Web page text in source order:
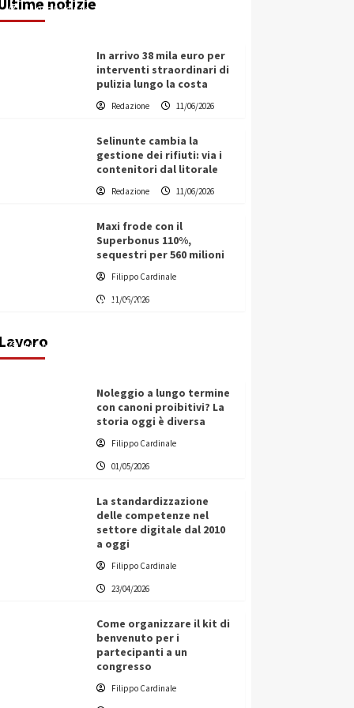
Filippo Cardinale
In arrivo 38 mila euro per
interventi straordinari di
pulizia lungo la costa
Redazione 11/06/2026
Selinunte cambia la
gestione dei rifiuti: via i
contenitori dal litorale
Redazione 11/06/2026
Maxi frode con il
Superbonus 110%,
sequestri per 560 milioni
Filippo Cardinale
11/06/2026
Lavoro
Vino in Italia: il giro d’affari
contribuisce all’1,1% del PIL
Filippo Cardinale
Noleggio a lungo termine
con canoni proibitivi? La
storia oggi è diversa
Filippo Cardinale
01/05/2026
La standardizzazione
delle competenze nel
settore digitale dal 2010
a oggi
Filippo Cardinale
23/04/2026
Come organizzare il kit di
benvenuto per i
partecipanti a un
congresso
Filippo Cardinale